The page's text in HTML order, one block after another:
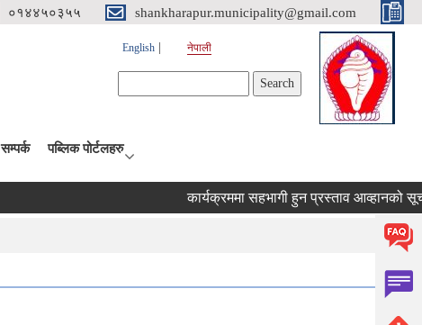
०१४४५०३५५ shankharapur.municipality@gmail.com
English नेपाली
सम्पर्क पब्लिक पोर्टलहरु
कार्यक्रममा सहभागी हुन प्रस्ताव आव्हानको